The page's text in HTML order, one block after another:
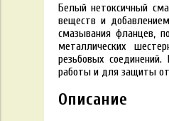
Белый нетоксичный
веществ и
смазывания фланцев,
металлических
резьбовых
работы и для защиты от
Описание